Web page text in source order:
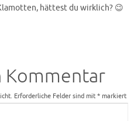
hättest du wirklich? 😉
Kommentar
Erforderliche Felder sind mit * markiert